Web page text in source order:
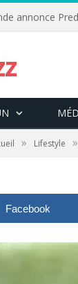
annonce
» Lifestyle »
Facebook